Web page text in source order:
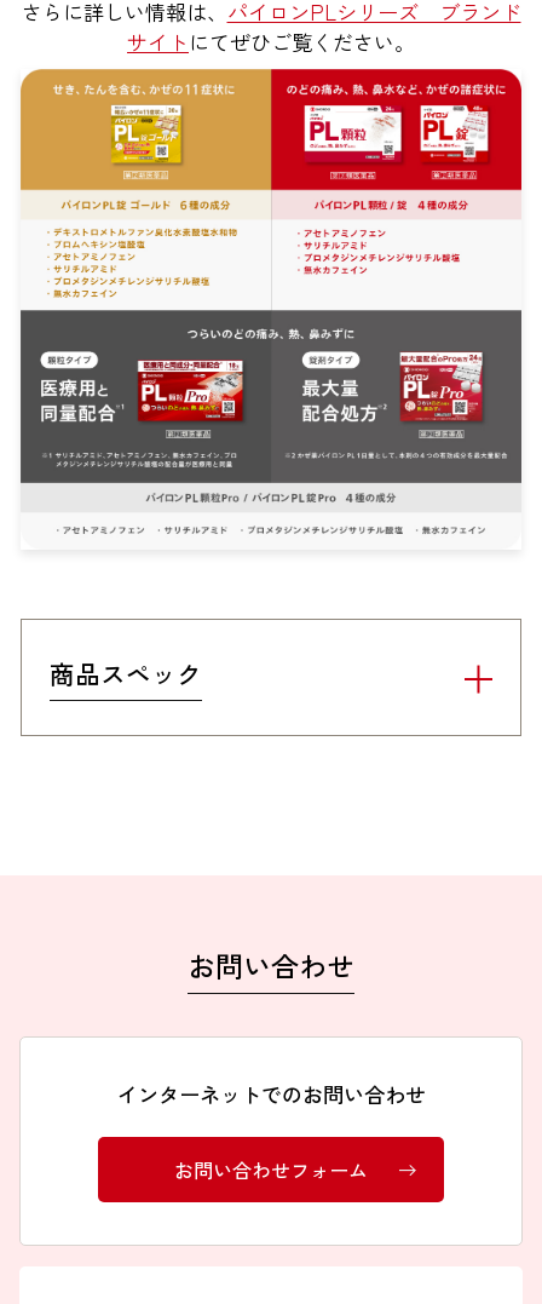
さらに詳しい情報は、 パイロンPLシリーズ ブランド
サイト にてぜひご覧ください。
商品スペック
お問い合わせ
インターネットでのお問い合わせ
お問い合わせフォーム